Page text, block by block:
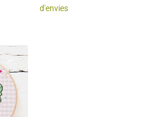
d'envies